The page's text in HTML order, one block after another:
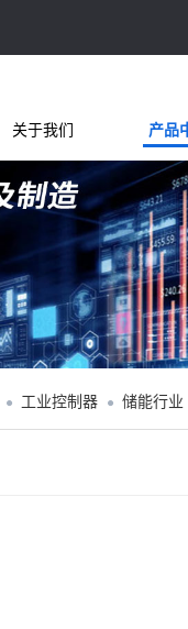
关于我们 产品
工业控制器 储能行业